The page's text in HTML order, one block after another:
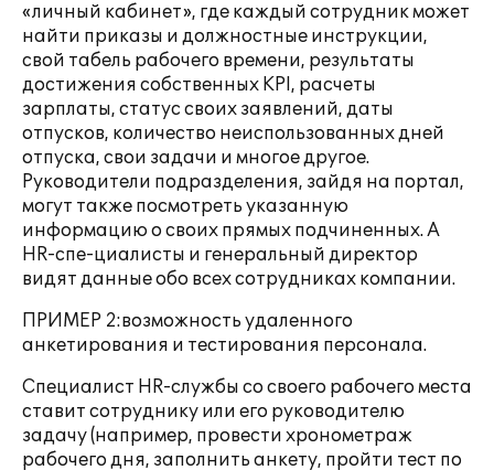
«личный кабинет», где каждый сотрудник может
найти приказы и должностные инструкции,
свой табель рабочего времени, результаты
достижения собственных KPI, расчеты
зарплаты, статус своих заявлений, даты
отпусков, количество неиспользованных дней
отпуска, свои задачи и многое другое.
Руководители подразделения, зайдя на портал,
могут также посмотреть указанную
информацию о своих прямых подчиненных. А
HR-спе-циалисты и генеральный директор
видят данные обо всех сотрудниках компании.
ПРИМЕР 2:возможность удаленного
анкетирования и тестирования персонала.
Специалист HR-службы со своего рабочего места
ставит сотруднику или его руководителю
задачу (например, провести хронометраж
рабочего дня, заполнить анкету, пройти тест по